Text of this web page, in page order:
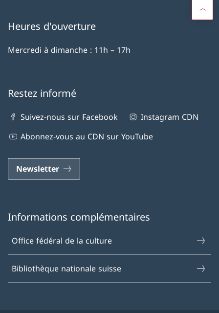
Heures d'ouverture
Mercredi à dimanche : 11h – 17h
Restez informé
Suivez-nous sur Facebook
Instagram CDN
Abonnez-vous au CDN sur YouTube
Newsletter
Informations complémentaires
Office fédéral de la culture
Bibliothèque nationale suisse